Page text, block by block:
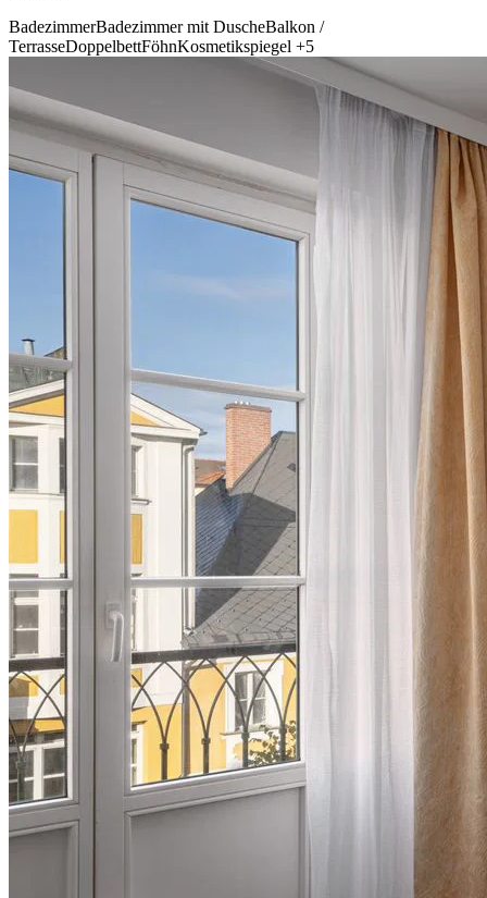
BadezimmerBadezimmer mit DuscheBalkon /
TerrasseDoppelbettFöhnKosmetikspiegel +5